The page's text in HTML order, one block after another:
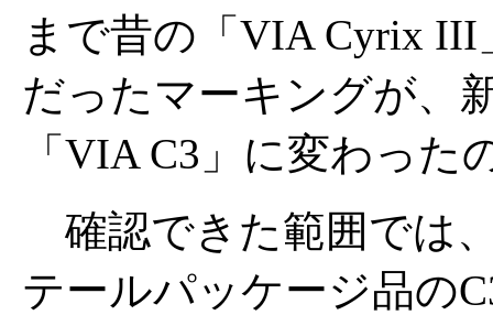
まで昔の「VIA Cyrix III
だったマーキングが、
「VIA C3」に変わった
確認できた範囲では
テールパッケージ品の